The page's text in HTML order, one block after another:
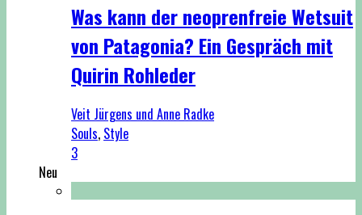
Was kann der neoprenfreie Wetsuit
von Patagonia? Ein Gespräch mit
Quirin Rohleder
Veit Jürgens und Anne Radke
Souls, Style
3
Neu